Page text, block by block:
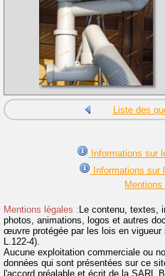
Liste des
Informations sur
Informations sur
Mentions
Mentions légales : Le contenu, textes,
photos, animations, logos et autres
œuvre protégée par les lois en
L.122-4).
Aucune exploitation commerciale ou
données qui sont présentées sur ce
l'accord préalable et écrit de la SARL